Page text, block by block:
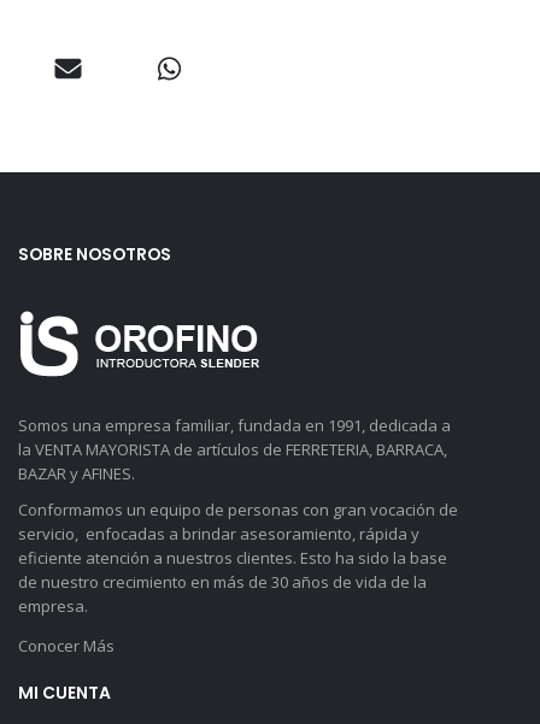
SOBRE NOSOTROS
Somos una empresa familiar, fundada en 1991, dedicada a
la VENTA MAYORISTA de artículos de FERRETERIA, BARRACA,
BAZAR y AFINES.
Conformamos un equipo de personas con gran vocación de
servicio, enfocadas a brindar asesoramiento, rápida y
eficiente atención a nuestros clientes. Esto ha sido la base
de nuestro crecimiento en más de 30 años de vida de la
empresa.
Conocer Más
MI CUENTA